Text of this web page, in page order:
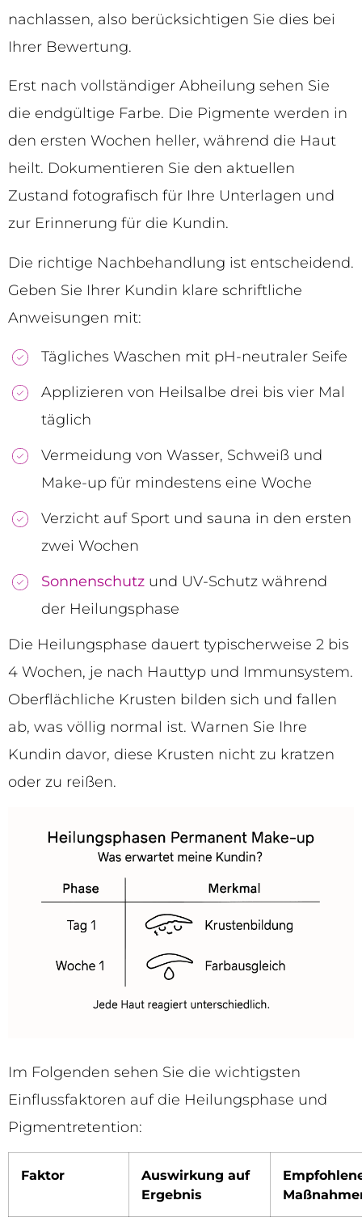
nachlassen, also berücksichtigen Sie dies bei
Ihrer Bewertung.
Erst nach vollständiger Abheilung sehen Sie
die endgültige Farbe. Die Pigmente werden in
den ersten Wochen heller, während die Haut
heilt. Dokumentieren Sie den aktuellen
Zustand fotografisch für Ihre Unterlagen und
zur Erinnerung für die Kundin.
Die richtige Nachbehandlung ist entscheidend.
Geben Sie Ihrer Kundin klare schriftliche
Anweisungen mit:
Tägliches Waschen mit pH-neutraler Seife
Applizieren von Heilsalbe drei bis vier Mal
täglich
Vermeidung von Wasser, Schweiß und
Make-up für mindestens eine Woche
Verzicht auf Sport und sauna in den ersten
zwei Wochen
Sonnenschutz und UV-Schutz während
der Heilungsphase
Die Heilungsphase dauert typischerweise 2 bis
4 Wochen, je nach Hauttyp und Immunsystem.
Oberflächliche Krusten bilden sich und fallen
ab, was völlig normal ist. Warnen Sie Ihre
Kundin davor, diese Krusten nicht zu kratzen
oder zu reißen.
Im Folgenden sehen Sie die wichtigsten
Einflussfaktoren auf die Heilungsphase und
Pigmentretention:
Faktor
Auswirkung auf
Ergebnis